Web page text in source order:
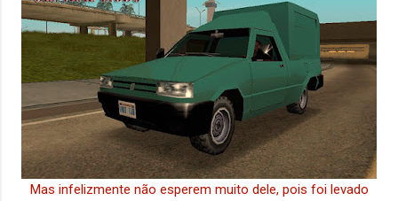
Mas infelizmente não esperem muito dele, pois foi levado